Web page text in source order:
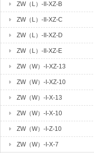
ZW（L）-II-XZ-B
ZW（L）-II-XZ-C
ZW（L）-II-XZ-D
ZW（L）-II-XZ-E
ZW（W）-I-XZ-13
ZW（W）-I-XZ-10
ZW（W）-I-X-13
ZW（W）-I-X-10
ZW（W）-I-Z-10
ZW（W）-I-X-7